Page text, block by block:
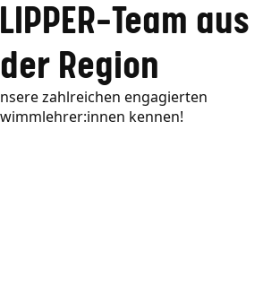
Team aus
der Region
zahlreichen engagierten
kennen!